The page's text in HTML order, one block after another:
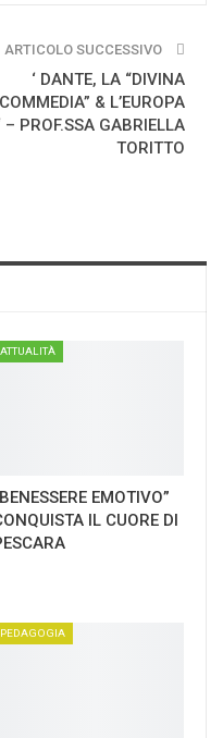
ARTICOLO SUCCESSIVO
‘ DANTE, LA “DIVINA
COMMEDIA” & L’EUROPA
– PROF.SSA GABRIELLA
TORITTO
ATTUALITÀ
EMOTIVO”
IL CUORE DI
PEDAGOGIA